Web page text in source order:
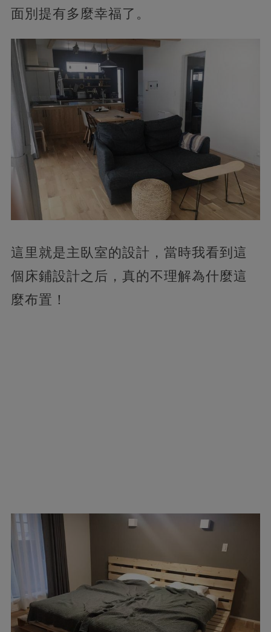
面別提有多麼幸福了。
這里就是主臥室的設計，當時我看到這
個床鋪設計之后，真的不理解為什麼這
麼布置！